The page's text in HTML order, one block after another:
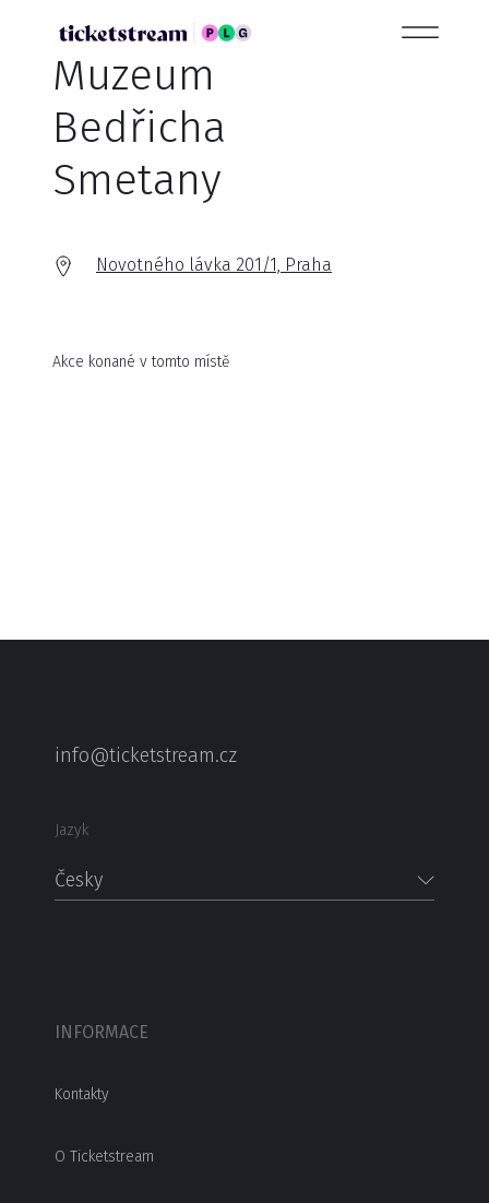
Muzeum
Bedřicha
Smetany
Novotného lávka 201/1, Praha
Akce konané v tomto místě
info@ticketstream.cz
Jazyk
Česky
INFORMACE
Kontakty
O Ticketstream